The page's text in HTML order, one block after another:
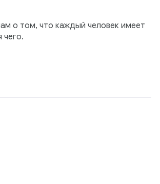
о том, что каждый человек имеет